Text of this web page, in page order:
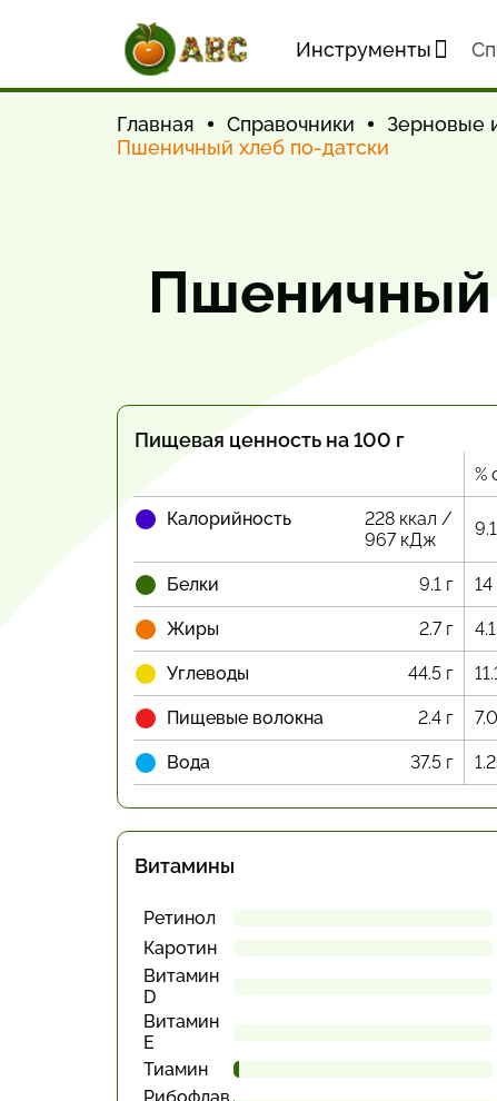
Инструменты
Главная Справочники Зерновые
Пшеничный хлеб по-датски
Пшеничный
Пищевая ценность на 100 г
%
Калорийность
228 ккал /
967 кДж
Белки 9.1 г 14
Жиры 2.7 г
Углеводы 44.5 г
Пищевые волокна 2.4 г
Вода 37.5 г
Витамины
Ретинол
Каротин
Витамин
D
Витамин
Е
Тиамин